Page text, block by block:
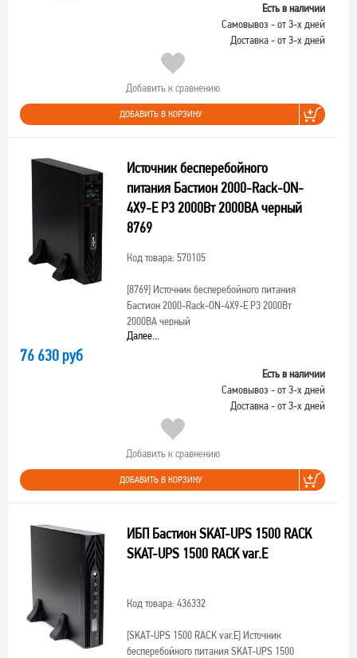
Есть в наличии
Самовывоз - от 3-х дней
Доставка - от 3-х дней
Добавить к сравнению
ДОБАВИТЬ В КОРЗИНУ
Источник бесперебойного
питания Бастион 2000-Rack-ON-
4X9-E P3 2000Вт 2000ВА черный
8769
Код товара: 570105
[8769]Источник бесперебойного питания
Бастион 2000-Rack-ON-4X9-E P3 2000Вт
2000ВА черный
Далее...
76 630 руб
Есть в наличии
Самовывоз - от 3-х дней
Доставка - от 3-х дней
Добавить к сравнению
ДОБАВИТЬ В КОРЗИНУ
ИБП Бастион SKAT-UPS 1500 RACK
SKAT-UPS 1500 RACK var.E
Код товара: 436332
[SKAT-UPS 1500 RACK var.E]Источник
бесперебойного питания SKAT-UPS 1500